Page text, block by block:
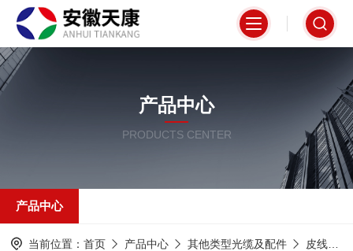
产品中心
PRODUCTS CENTER
产品中心
当前位置： 首页 产品中心 其他类型光缆及配件 皮线光缆